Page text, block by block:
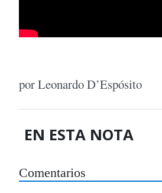
por Leonardo D’Espósito
EN ESTA NOTA
Comentarios